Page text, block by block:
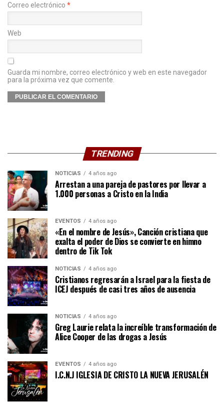
Correo electrónico *
Web
Guarda mi nombre, correo electrónico y web en este navegador
para la próxima vez que comente.
TRENDING
NOTICIAS 4 años ago
Arrestan a una pareja de pastores por llevar a
1.000 personas a Cristo en la India
EVENTOS 4 años ago
«En el nombre de Jesús», Canción cristiana que
exalta el poder de Dios se convierte en himno
dentro de Tik Tok
NOTICIAS 4 años ago
Cristianos regresarán a Israel para la fiesta de
ICEJ después de casi tres años de ausencia
NOTICIAS 4 años ago
Greg Laurie relata la increíble transformación de
Alice Cooper de las drogas a Jesús
EVENTOS 4 años ago
I.C.N.J IGLESIA DE CRISTO LA NUEVA JERUSALÉN